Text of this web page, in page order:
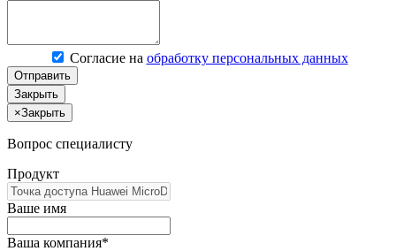
Согласие на обработку персональных данных
Отправить
Закрыть
×Закрыть
Вопрос специалисту
Продукт
Ваше имя
Ваша компания*